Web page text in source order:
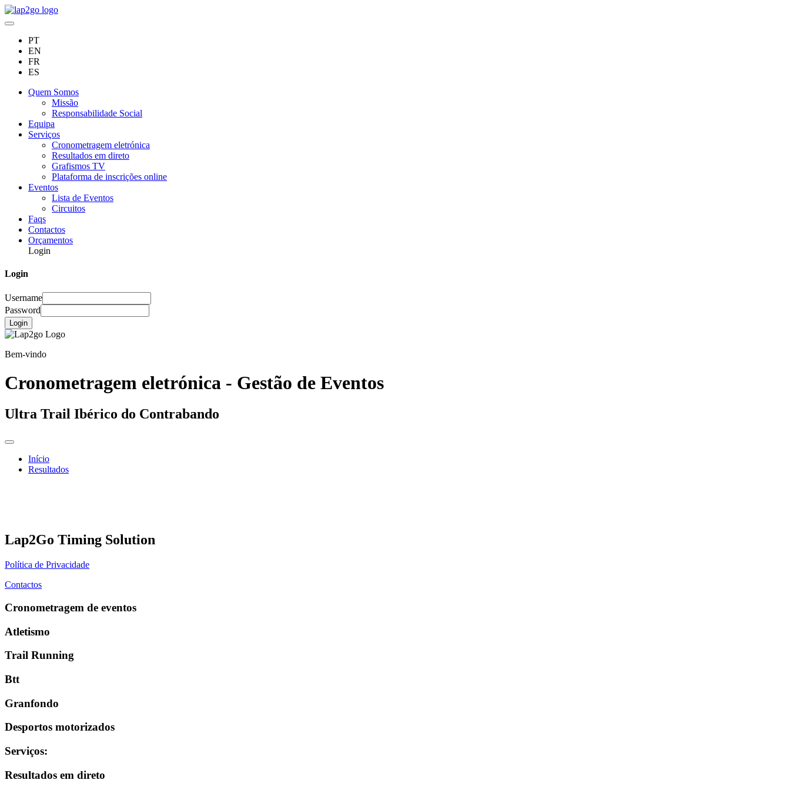
PT
EN
FR
ES
Quem Somos
Missão
Responsabilidade Social
Equipa
Serviços
Cronometragem eletrónica
Resultados em direto
Grafismos TV
Plataforma de inscrições online
Eventos
Lista de Eventos
Circuitos
Faqs
Contactos
Orçamentos
Login
Login
Username
Password
Login
Bem-vindo
Cronometragem eletrónica - Gestão de Eventos
Ultra Trail Ibérico do Contrabando
Início
Resultados
Lap2Go Timing Solution
Política de Privacidade
Contactos
Cronometragem de eventos
Atletismo
Trail Running
Btt
Granfondo
Desportos motorizados
Serviços:
Resultados em direto